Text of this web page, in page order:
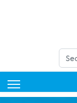
Search